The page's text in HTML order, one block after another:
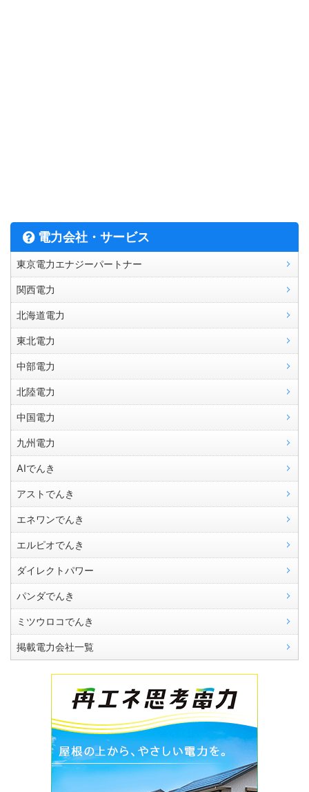
電力会社・サービス
東京電力エナジーパートナー
関西電力
北海道電力
東北電力
中部電力
北陸電力
中国電力
九州電力
AIでんき
アストでんき
エネワンでんき
エルピオでんき
ダイレクトパワー
パンダでんき
ミツウロコでんき
掲載電力会社一覧